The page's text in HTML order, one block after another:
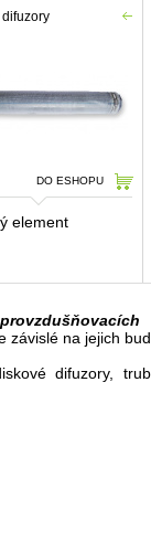
DO ESHOPU
element
provzdušňovacích
závislé na jejich
difuzory,